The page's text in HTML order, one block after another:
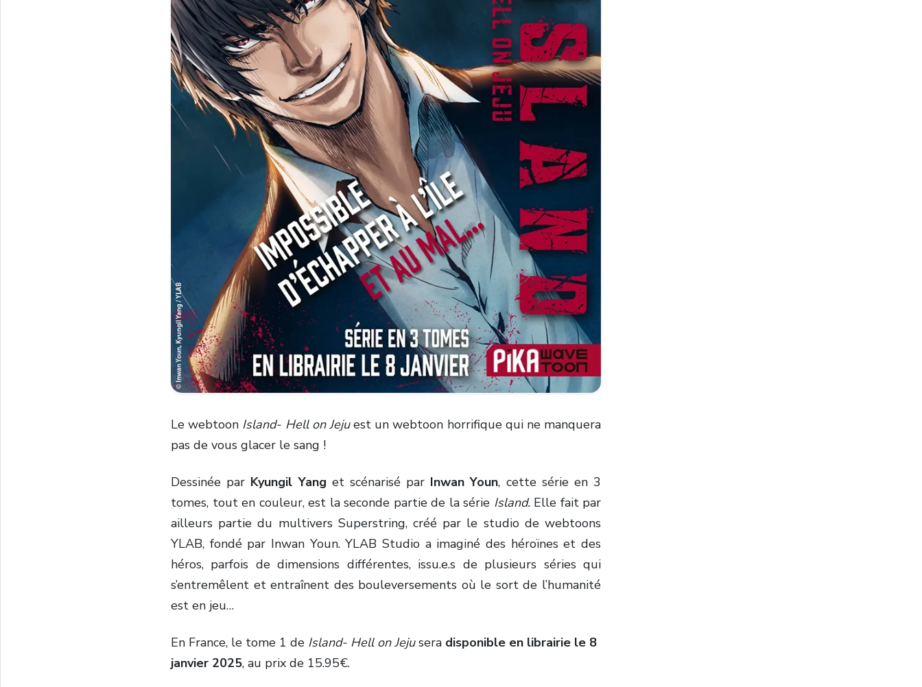
Le webtoon Island- Hell on Jejuest un webtoon horrifique qui ne manquera
pas de vous glacer le sang !
Dessinée par Kyungil Yang et scénarisé par Inwan Youn, cette série en 3
tomes, tout en couleur, est la seconde partie de la série Island. Elle fait par
ailleurs partie du multivers Superstring, créé par le studio de webtoons
YLAB, fondé par Inwan Youn. YLAB Studio a imaginé des héroïnes et des
héros, parfois de dimensions différentes, issu.e.s de plusieurs séries qui
s’entremêlent et entraînent des bouleversements où le sort de l’humanité
est en jeu…
En France, le tome 1 de Island- Hell on Jejusera disponible en librairie le 8
janvier 2025, au prix de 15.95€.